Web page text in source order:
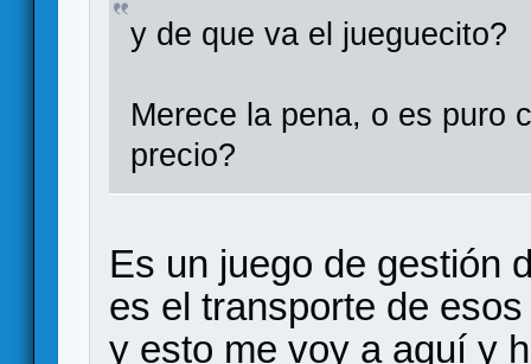
y de que va el jueguecito?
Merece la pena, o es puro
precio?
Es un juego de gestión
es el transporte de
y esto me voy a aquí y